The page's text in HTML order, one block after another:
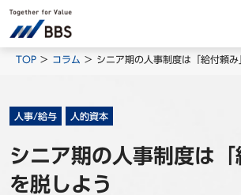
サービス/ソリュー
TOP コラム シニア期の人事制度は「給付頼み
人事/給与 人的資本
シニア期の人事制度は「
を脱しよう